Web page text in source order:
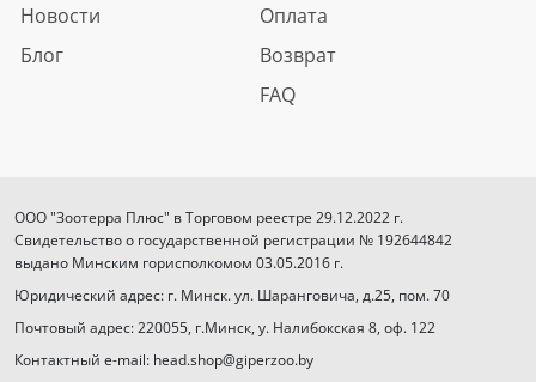
Новости
Блог
Оплата
Возврат
FAQ
ООО "Зоотерра Плюс" в Торговом реестре 29.12.2022 г.
Свидетельство о государственной регистрации № 192644842
выдано Минским горисполкомом 03.05.2016 г.
Юридический адрес: г. Минск. ул. Шаранговича, д.25, пом. 70
Почтовый адрес: 220055, г.Минск, у. Налибокская 8, оф. 122
Контактный e-mail: head.shop@giperzoo.by